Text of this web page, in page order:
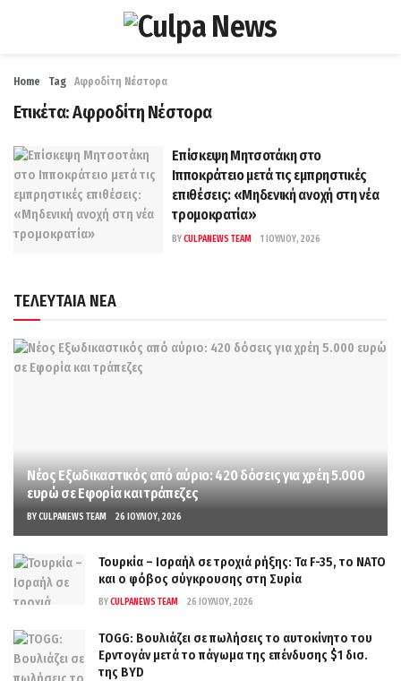
Home Tag Αφροδίτη Νέστορα
Ετικέτα:Αφροδίτη Νέστορα
Επίσκεψη Μητσοτάκη στο
Ιπποκράτειο μετά τις εμπρηστικές
επιθέσεις: «Μηδενική ανοχή στη νέα
τρομοκρατία»
BYCULPANEWS TEAM 1 ΙΟΥΛΊΟΥ, 2026
ΤΕΛΕΥΤΑΙΑ ΝΕΑ
Νέος Εξωδικαστικός από αύριο: 420 δόσεις για χρέη 5.000
ευρώ σε Εφορία και τράπεζες
BYCULPANEWS TEAM 26 ΙΟΥΛΊΟΥ, 2026
Τουρκία – Ισραήλ σε τροχιά ρήξης: Τα F-35, το ΝΑΤΟ
και ο φόβος σύγκρουσης στη Συρία
BYCULPANEWS TEAM 26 ΙΟΥΛΊΟΥ, 2026
TOGG: Βουλιάζει σε πωλήσεις το αυτοκίνητο του
Ερντογάν μετά το πάγωμα της επένδυσης $1 δισ.
της BYD